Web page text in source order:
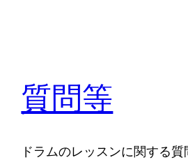
質問等
ドラムのレッスンに関する